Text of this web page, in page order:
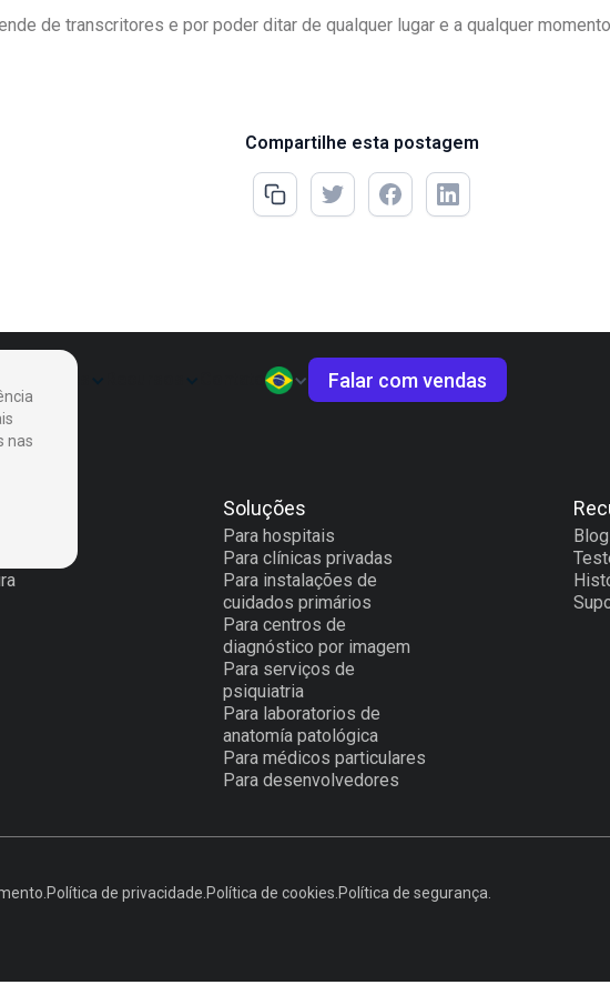
de transcritores e por poder ditar de qualquer lugar e a qualquer
Compartilhe esta postagem
nas
Falar com vendas
Soluções
Para hospitais
Para clínicas privadas
Para instalações de
cuidados primários
Para centros de
diagnóstico por imagem
Para serviços de
psiquiatria
Para laboratorios de
anatomía patológica
Para médicos particulares
Para desenvolvedores
Blog
Política de privacidade. Política de cookies. Política de segurança.